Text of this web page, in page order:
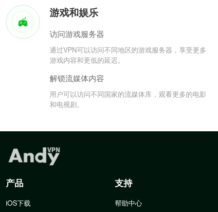
游戏和娱乐
访问游戏服务器
通过VPN可以访问不同地区的游戏服务器，享受更多
游戏内容和更低的延迟。
解锁流媒体内容
用户可以访问不同国家的流媒体库，观看更多的电影
和电视剧。
产品
iOS下载
支持
帮助中心